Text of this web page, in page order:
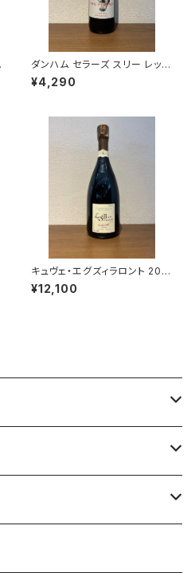
ダンハム セラーズ スリー レッグ
ド レッド 2023 赤ワイン 750m
l¥4,290
キュヴェ・エグズィラロント 201
4 ル・ブリュン・セルヴネイ シャ
ンパーニュ 750ml
¥12,100